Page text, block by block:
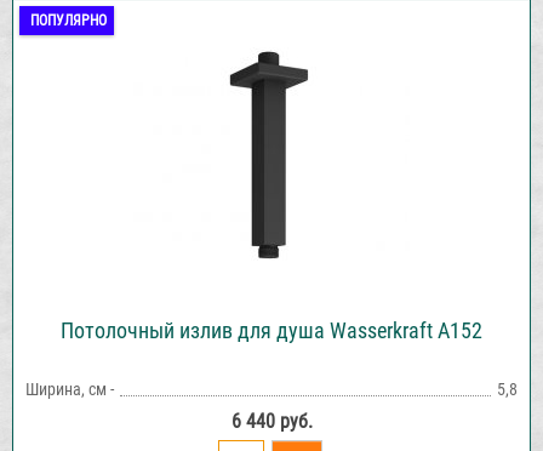
ПОПУЛЯРНО
Потолочный излив для душа Wasserkraft A152
Ширина, см - 5,8
6 440 руб.